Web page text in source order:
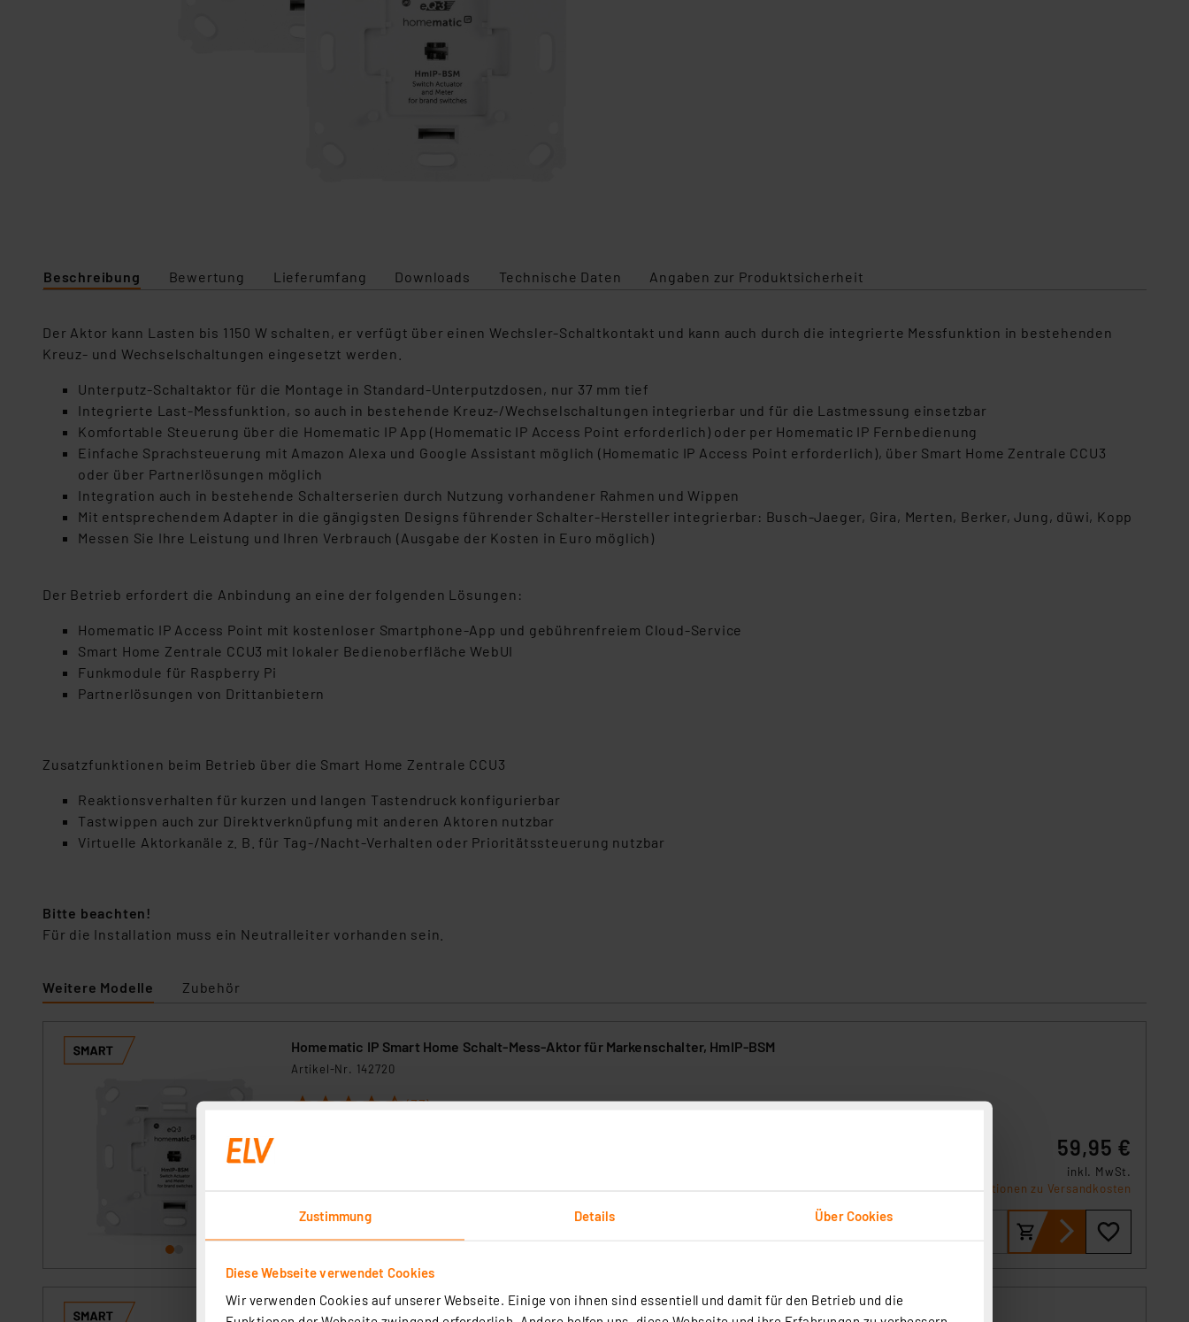
Zustimmung Details Über Cookies
Diese Webseite verwendet Cookies
Wir verwenden Cookies auf unserer Webseite. Einige von ihnen sind essentiell und damit für den Betrieb und die
Beschreibung Bewertung Lieferumfang Downloads Technische Daten Angaben zur Produktsicherheit
Der Aktor kann Lasten bis 1150 W schalten, er verfügt über einen Wechsler-Schaltkontakt und kann auch durch die integrierte Messfunktion in bestehenden
Kreuz- und Wechselschaltungen eingesetzt werden.
Unterputz-Schaltaktor für die Montage in Standard-Unterputzdosen, nur 37 mm tief
Integrierte Last-Messfunktion, so auch in bestehende Kreuz-/Wechselschaltungen integrierbar und für die Lastmessung einsetzbar
Komfortable Steuerung über die Homematic IP App (Homematic IP Access Point erforderlich) oder per Homematic IP Fernbedienung
Einfache Sprachsteuerung mit Amazon Alexa und Google Assistant möglich (Homematic IP Access Point erforderlich), über Smart Home Zentrale CCU3
oder über Partnerlösungen möglich
Integration auch in bestehende Schalterserien durch Nutzung vorhandener Rahmen und Wippen
Mit entsprechendem Adapter in die gängigsten Designs führender Schalter-Hersteller integrierbar: Busch-Jaeger, Gira, Merten, Berker, Jung, düwi, Kopp
Messen Sie Ihre Leistung und Ihren Verbrauch (Ausgabe der Kosten in Euro möglich)
Der Betrieb erfordert die Anbindung an eine der folgenden Lösungen:
Homematic IP Access Point mit kostenloser Smartphone-App und gebührenfreiem Cloud-Service
Smart Home Zentrale CCU3 mit lokaler Bedienoberfläche WebUI
Funkmodule für Raspberry Pi
Partnerlösungen von Drittanbietern
Zusatzfunktionen beim Betrieb über die Smart Home Zentrale CCU3
Reaktionsverhalten für kurzen und langen Tastendruck konfigurierbar
Tastwippen auch zur Direktverknüpfung mit anderen Aktoren nutzbar
Virtuelle Aktorkanäle z. B. für Tag-/Nacht-Verhalten oder Prioritätssteuerung nutzbar
Bitte beachten!
Für die Installation muss ein Neutralleiter vorhanden sein.
Weitere Modelle Zubehör
Homematic IP Smart Home Schalt-Mess-Aktor für Markenschalter, HmIP-BSM
Artikel-Nr. 142720
1 2 3 4 5 (33)
59,95 €
inkl. MwSt.
Informationen zu Versandkosten
OSRAM SMART+ Smart Home WLAN-Schaltmodul, 2-Kanal, Unterputz, Weiß